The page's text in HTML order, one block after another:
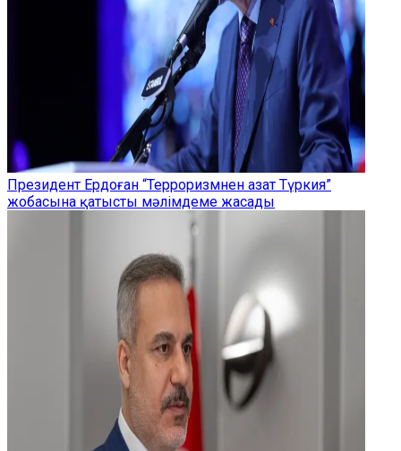
Президент Ердоған “Терроризмнен азат Түркия”
жобасына қатысты мәлімдеме жасады